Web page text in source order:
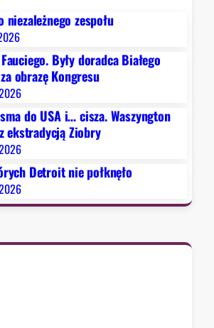
o
k
niezależnego zespołu
Były doradca Białego
obrazę Kongresu
do USA i… cisza. Waszyngton
ekstradycją Ziobry
Detroit nie połknęło